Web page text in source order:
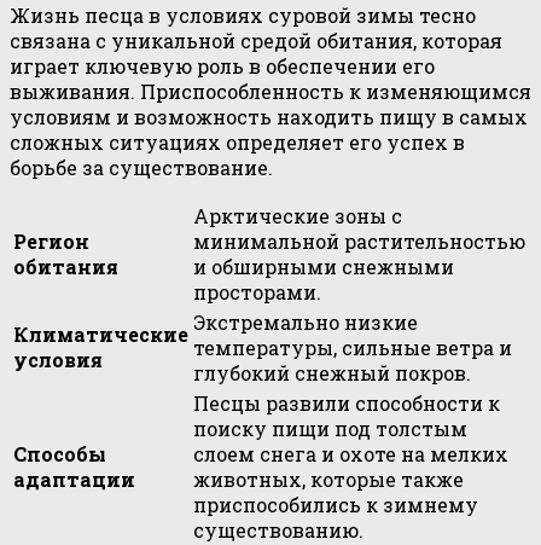
Жизнь песца в условиях суровой зимы тесно
связана с уникальной средой обитания, которая
играет ключевую роль в обеспечении его
выживания. Приспособленность к изменяющимся
условиям и возможность находить пищу в самых
сложных ситуациях определяет его успех в
борьбе за существование.
Регион
обитания
Арктические зоны с
минимальной растительностью
и обширными снежными
просторами.
Климатические
условия
Экстремально низкие
температуры, сильные ветра и
глубокий снежный покров.
Способы
адаптации
Песцы развили способности к
поиску пищи под толстым
слоем снега и охоте на мелких
животных, которые также
приспособились к зимнему
существованию.